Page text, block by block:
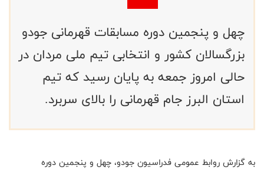
چهل و پنجمین دوره مسابقات قهرمانی جودو
بزرگسالان کشور و انتخابی تیم ملی مردان در
حالی امروز جمعه به پایان رسید که تیم
استان البرز جام قهرمانی را بالای سربرد.
به گزارش روابط عمومی فدراسیون جودو، چهل و پنجمین دوره